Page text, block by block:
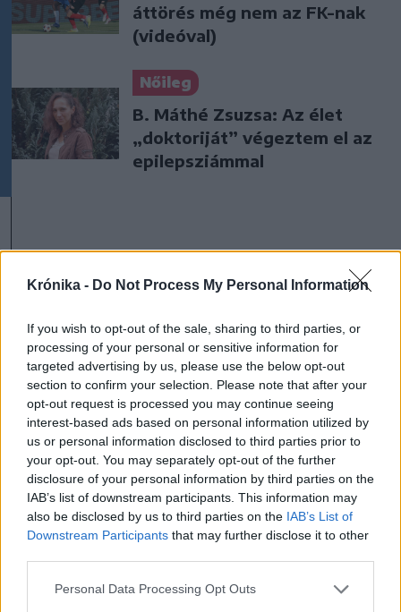
Krónika - Do Not Process My Personal Information
If you wish to opt-out of the sale, sharing to third parties, or
processing of your personal or sensitive information for
targeted advertising by us, please use the below opt-out
section to confirm your selection. Please note that after your
opt-out request is processed you may continue seeing
interest-based ads based on personal information utilized by
us or personal information disclosed to third parties prior to
your opt-out. You may separately opt-out of the further
disclosure of your personal information by third parties on the
IAB’s list of downstream participants. This information may
also be disclosed by us to third parties on the IAB’s List of
Downstream Participants that may further disclose it to other
Personal Data Processing Opt Outs
áttörés még nem az FK-nak
(videóval)
Nőileg
B. Máthé Zsuzsa: Az élet
„doktoriját” végeztem el az
epilepsziámmal